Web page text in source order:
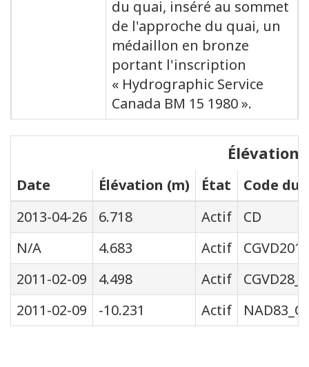
du quai, inséré au sommet
de l'approche du quai, un
médaillon en bronze
portant l'inscription
« Hydrographic Service
Canada BM 15 1980 ».
Élévations
Date Élévation (m) État
Code du
2013-04-26
6.718 Actif
CD
N/A
4.683 Actif
CGVD2013
2011-02-09
4.498 Actif
2011-02-09
-10.231 Actif